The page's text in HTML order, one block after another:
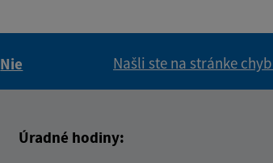
Nie
Našli ste na stránke
Úradné hodiny: